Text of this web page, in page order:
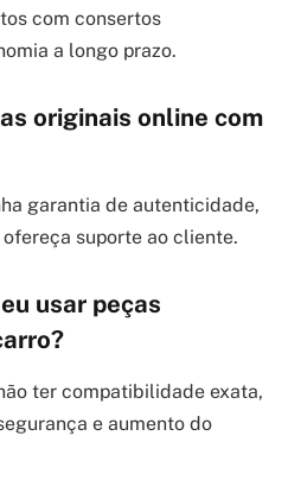
com consertos
a longo prazo.
originais online com
garantia de autenticidade,
suporte ao cliente.
usar peças
ter compatibilidade exata,
e aumento do